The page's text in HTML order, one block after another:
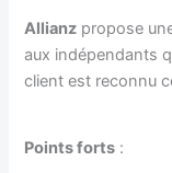
Allianz propose
aux indépendants
client est reconnu
Points forts :